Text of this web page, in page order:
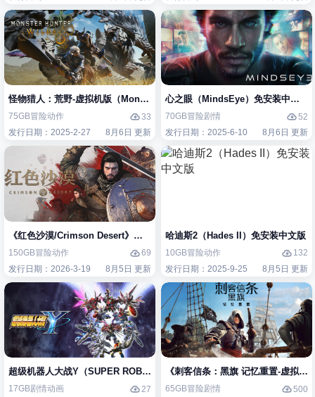
怪物猎人：荒野-虚拟机版（Monster Hunter Wilds HYPERVISOR）免安
75GB冒险动作
33
发行日期：2025-2-27
8月6日 更新
心之眼（MindsEye）免安装中文版
70GB冒险剧情
52
发行日期：2025-6-10
8月6日 更新
《红色沙漠/Crimson Desert》免安装中文版
150GB冒险动作
69
发行日期：2026-3-19
8月5日 更新
哈迪斯2（Hades II）免安装中文版
10GB冒险动作
132
发行日期：2025-9-25
8月5日 更新
超级机器人大战Y（SUPER ROBOT WARS Y）免安装中文版
17GB剧情动画
27
《刺客信条：黑旗 记忆重置-虚拟
65GB冒险剧情
500